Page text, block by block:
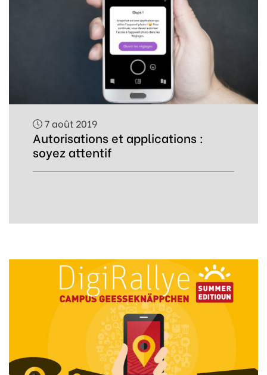
7 août 2019
Autorisations et applications :
soyez attentif